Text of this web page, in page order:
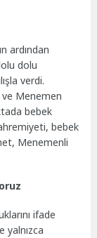
ardından
dolu
verdi.
Menemen
bebek
bebek
Menemenli
ifade
yalnızca